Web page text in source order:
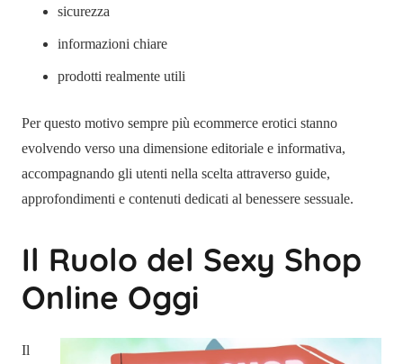
sicurezza
informazioni chiare
prodotti realmente utili
Per questo motivo sempre più ecommerce erotici stanno
evolvendo verso una dimensione editoriale e informativa,
accompagnando gli utenti nella scelta attraverso guide,
approfondimenti e contenuti dedicati al benessere sessuale.
Il Ruolo del Sexy Shop
Online Oggi
Il